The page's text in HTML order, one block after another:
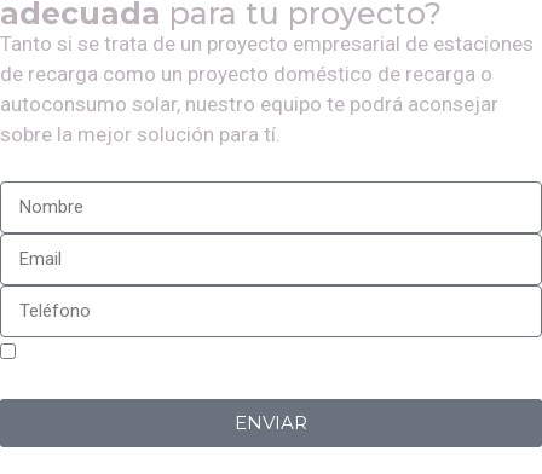
adecuada para tu proyecto?
Tanto si se trata de un proyecto empresarial de estaciones
de recarga como un proyecto doméstico de recarga o
autoconsumo solar, nuestro equipo te podrá aconsejar
sobre la mejor solución para tí.
ENVIAR